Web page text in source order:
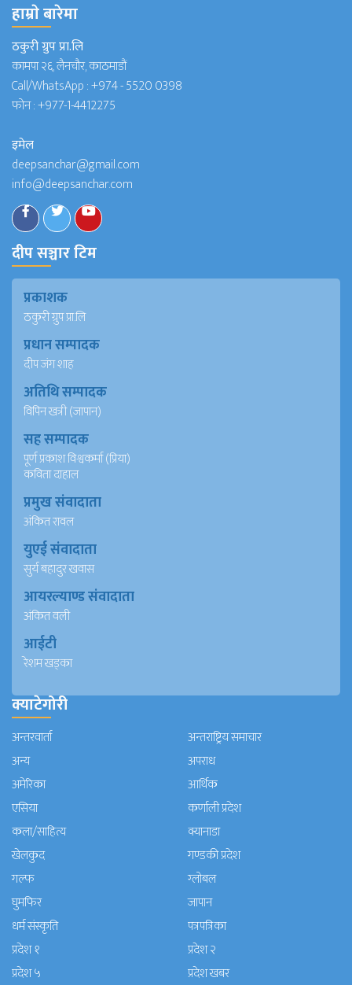
हाम्राे बारेमा
ठकुरी ग्रुप प्रा.लि
कामपा २६, लैनचौर, काठमाडौं
Call/WhatsApp :+974 - 5520 0398
फोन :+977-1-4412275
इमेल
deepsanchar@gmail.com
info@deepsanchar.com
दीप सञ्चार टिम
प्रकाशक
ठकुरी ग्रुप प्रा.लि
प्रधान सम्पादक
दीप जंग शाह
अतिथि सम्पादक
विपिन खत्री (जापान)
सह सम्पादक
पूर्ण प्रकाश विश्वकर्मा (प्रिया)
कविता दाहाल
प्रमुख संवादाता
अंकित रावल
युएई संवादाता
सुर्य बहादुर खवास
आयरल्याण्ड संवादाता
अंकित वली
आईटी
रेशम खड्का
क्याटेगोरी
अन्तरवार्ता
अन्तराष्ट्रिय समाचार
अन्य
अपराध
अमेरिका
आर्थिक
एसिया
कर्णाली प्रदेश
कला/साहित्य
क्यानाडा
खेलकुद
गण्डकी प्रदेश
गल्फ
ग्लोबल
घुमफिर
जापान
धर्म संस्कृति
पत्रपत्रिका
प्रदेश १
प्रदेश २
प्रदेश ५
प्रदेश खबर